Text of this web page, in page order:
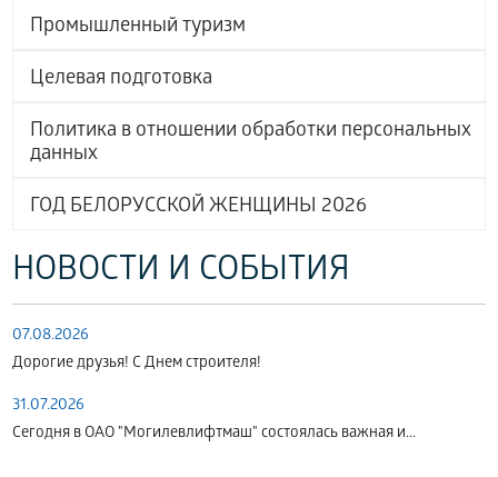
Промышленный туризм
Целевая подготовка
Политика в отношении обработки персональных
данных
ГОД БЕЛОРУССКОЙ ЖЕНЩИНЫ 2026
НОВОСТИ И СОБЫТИЯ
07.08.2026
Дорогие друзья! С Днем строителя!
31.07.2026
Сегодня в ОАО "Могилевлифтмаш" состоялась важная и...